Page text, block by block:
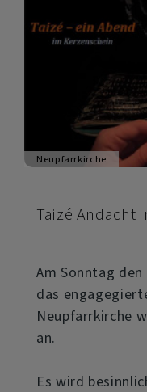
Neupfarrkirche
Taizé Andacht
Am Sonntag
das
Neupfarrkirche
an.
Es wird